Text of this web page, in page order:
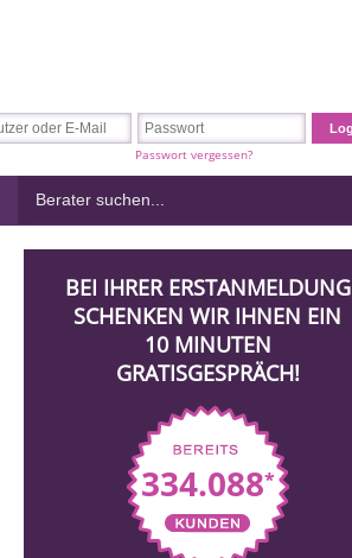
Passwort vergessen?
BEI IHRER ERSTANMELDUNG
SCHENKEN WIR IHNEN EIN
10 MINUTEN
GRATISGESPRÄCH!
334.088*